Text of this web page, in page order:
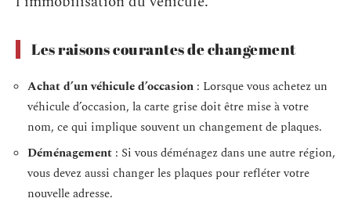
Les raisons courantes de changement
Achat d’un véhicule d’occasion : Lorsque vous achetez un
véhicule d’occasion, la carte grise doit être mise à votre
nom, ce qui implique souvent un changement de plaques.
Déménagement : Si vous déménagez dans une autre région,
vous devez aussi changer les plaques pour refléter votre
nouvelle adresse.